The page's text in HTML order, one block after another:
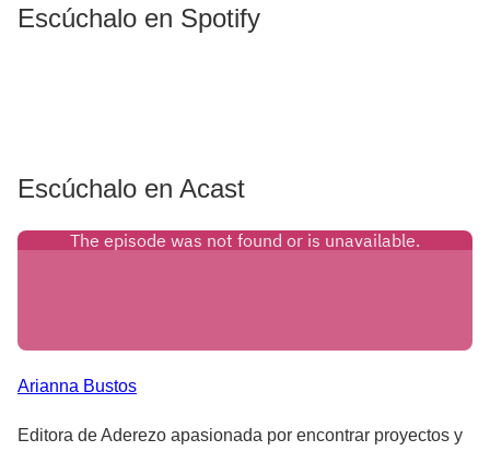
Escúchalo en Spotify
Escúchalo en Acast
Arianna Bustos
Editora de Aderezo apasionada por encontrar proyectos y